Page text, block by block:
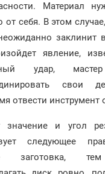
Материал
от себя. В этом
заклинит
явление,
удар,
свои
отвести инструмент
значение и угол
следующее
заготовка,